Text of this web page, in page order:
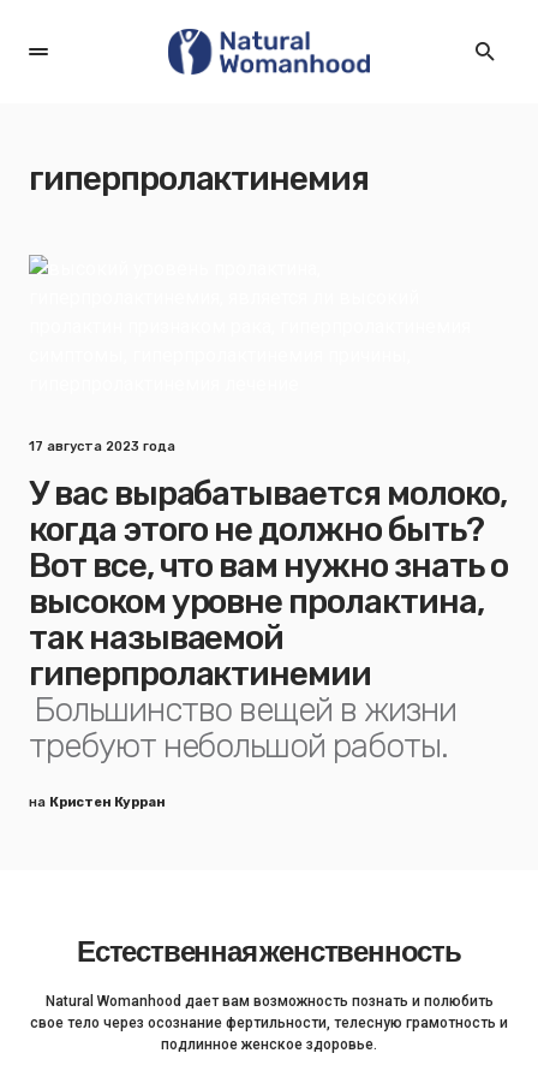
гиперпролактинемия
17 августа 2023 года
У вас вырабатывается молоко,
когда этого не должно быть?
Вот все, что вам нужно знать о
высоком уровне пролактина,
так называемой
гиперпролактинемии
Большинство вещей в жизни
требуют небольшой работы.
на Кристен Курран
Естественная женственность
Natural Womanhood дает вам возможность познать и полюбить
свое тело через осознание фертильности, телесную грамотность и
подлинное женское здоровье.